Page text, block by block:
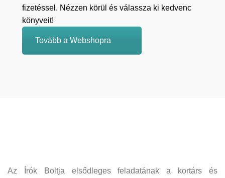
fizetéssel. Nézzen körül és válassza ki kedvenc
könyveit!
Tovább a Webshopra
Az Írók Boltja elsődleges feladatának a kortárs és